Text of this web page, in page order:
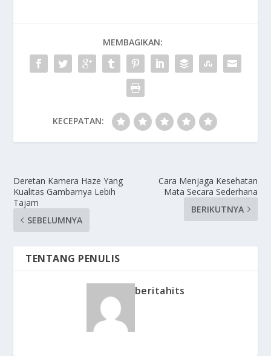
MEMBAGIKAN:
KECEPATAN:
Deretan Kamera Haze Yang
Kualitas Gambarnya Lebih
Tajam
SEBELUMNYA
Cara Menjaga Kesehatan
Mata Secara Sederhana
BERIKUTNYA
TENTANG PENULIS
beritahits